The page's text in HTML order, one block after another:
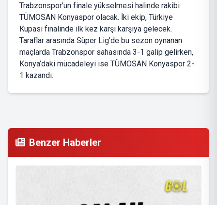
Trabzonspor’un finale yükselmesi halinde rakibi
TÜMOSAN Konyaspor olacak. İki ekip, Türkiye
Kupası finalinde ilk kez karşı karşıya gelecek.
Taraflar arasında Süper Lig’de bu sezon oynanan
maçlarda Trabzonspor sahasında 3-1 galip gelirken,
Konya’daki mücadeleyi ise TÜMOSAN Konyaspor 2-
1 kazandı.
Benzer Haberler